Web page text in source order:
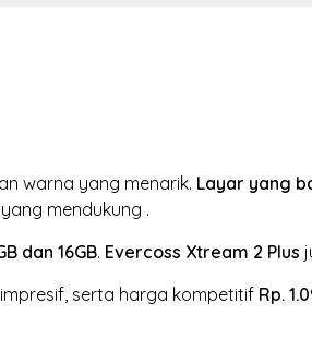
warna yang menarik. Layar yang
yang mendukung .
dan 16GB. Evercoss Xtream 2 Plus
serta harga kompetitif Rp.